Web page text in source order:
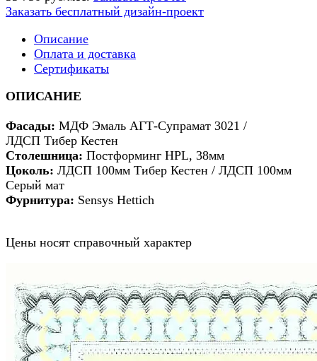
Заказать бесплатный дизайн-проект
Описание
Оплата и доставка
Сертификаты
ОПИСАНИЕ
Фасады: МДФ Эмаль АГТ-Супрамат 3021 /
ЛДСП Тибер Кестен
Столешница: Постформинг HPL, 38мм
Цоколь: ЛДСП 100мм Тибер Кестен / ЛДСП 100мм
Серый мат
Фурнитура: Sensys Hettich
Цены носят справочный характер